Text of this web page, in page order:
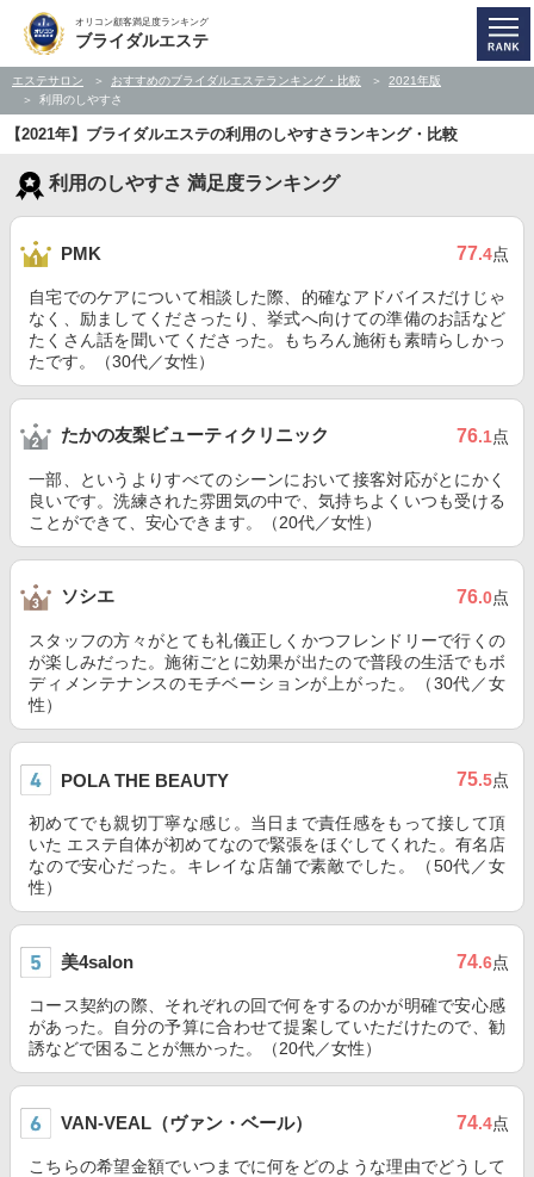
オリコン顧客満足度ランキング
ブライダルエステ
エステサロン おすすめのブライダルエステランキング・比較
2021年版
利用のしやすさ
【2021年】ブライダルエステの利用のしやすさランキング・比較
利用のしやすさ 満足度ランキング
PMK 77.4点
自宅でのケアについて相談した際、的確なアドバイスだけじゃ
なく、励ましてくださったり、挙式へ向けての準備のお話など
たくさん話を聞いてくださった。もちろん施術も素晴らしかっ
たです。（30代／女性）
たかの友梨ビューティクリニック 76.1点
一部、というよりすべてのシーンにおいて接客対応がとにかく
良いです。洗練された雰囲気の中で、気持ちよくいつも受ける
ことができて、安心できます。（20代／女性）
ソシエ 76.0点
スタッフの方々がとても礼儀正しくかつフレンドリーで行くの
が楽しみだった。施術ごとに効果が出たので普段の生活でもボ
ディメンテナンスのモチベーションが上がった。（30代／女
性）
POLA THE BEAUTY 75.5点
初めてでも親切丁寧な感じ。当日まで責任感をもって接して頂
いた エステ自体が初めてなので緊張をほぐしてくれた。有名店
なので安心だった。キレイな店舗で素敵でした。（50代／女
性）
美4salon 74.6点
コース契約の際、それぞれの回で何をするのかが明確で安心感
があった。自分の予算に合わせて提案していただけたので、勧
誘などで困ることが無かった。（20代／女性）
VAN-VEAL（ヴァン・ベール） 74.4点
こちらの希望金額でいつまでに何をどのような理由でどうして